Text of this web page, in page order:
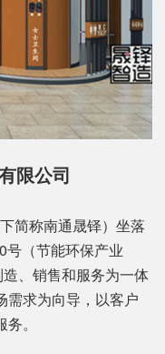
限公司
简称南通晟铎）坐落
号（节能环保产业
、销售和服务为一体
需求为向导，以客户
。